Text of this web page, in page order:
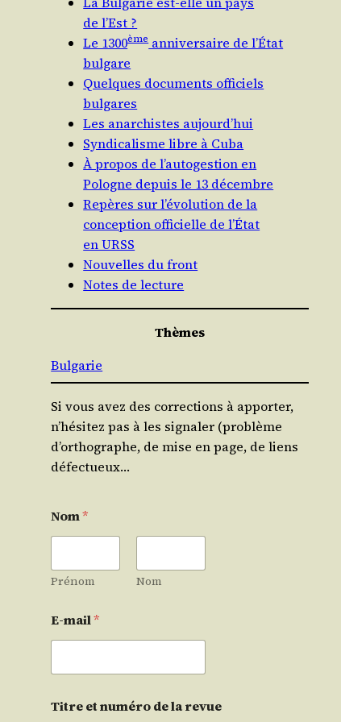
de l’Est ?
Le 1300èmeanniversaire de l’État
bulgare
Quelques documents officiels
bulgares
Les anarchistes aujourd’hui
Syndicalisme libre à Cuba
À propos de l’autogestion en
Pologne depuis le 13 décembre
Repères sur l’évolution de la
conception officielle de l’État
en URSS
Nouvelles du front
Notes de lecture
Thèmes
Bulgarie
Si vous avez des corrections à apporter,
n’hésitez pas à les signaler (problème
d’orthographe, de mise en page, de liens
défectueux…
Nom*
Prénom Nom
E-mail*
Titre et numéro de la revue